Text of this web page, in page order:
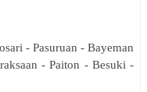
- Pasuruan - Bayeman
- Paiton - Besuki -